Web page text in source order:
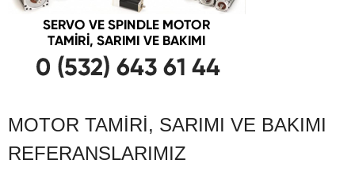
MOTOR TAMIRI, SARIMI VE BAKIMI
REFERANSLARIMIZ